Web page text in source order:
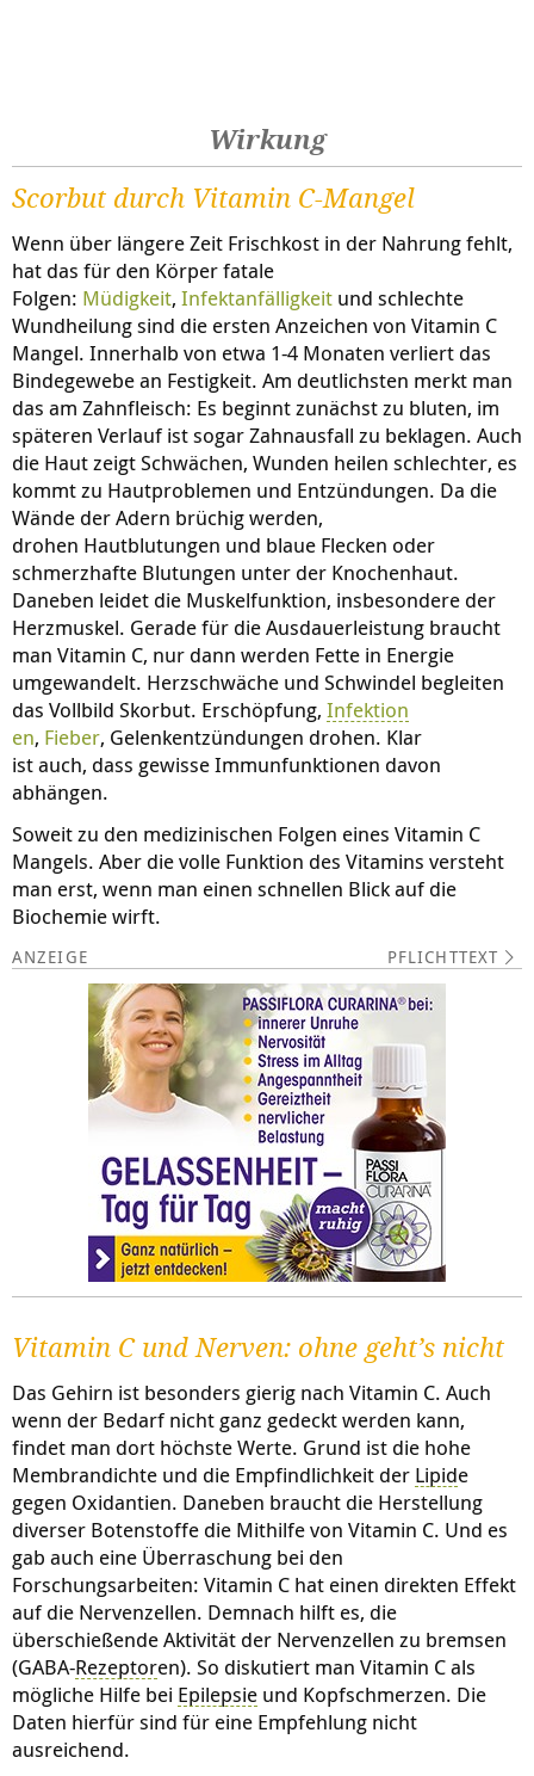
Wirkung
Scorbut durch Vitamin C-Mangel
Wenn über längere Zeit Frischkost in der Nahrung fehlt,
hat das für den Körper fatale
Folgen: Müdigkeit, Infektanfälligkeit und schlechte
Wundheilung sind die ersten Anzeichen von Vitamin C
Mangel. Innerhalb von etwa 1-4 Monaten verliert das
Bindegewebe an Festigkeit. Am deutlichsten merkt man
das am Zahnfleisch: Es beginnt zunächst zu bluten, im
späteren Verlauf ist sogar Zahnausfall zu beklagen. Auch
die Haut zeigt Schwächen, Wunden heilen schlechter, es
kommt zu Hautproblemen und Entzündungen. Da die
Wände der Adern brüchig werden,
drohen Hautblutungen und blaue Flecken oder
schmerzhafte Blutungen unter der Knochenhaut.
Daneben leidet die Muskelfunktion, insbesondere der
Herzmuskel. Gerade für die Ausdauerleistung braucht
man Vitamin C, nur dann werden Fette in Energie
umgewandelt. Herzschwäche und Schwindel begleiten
das Vollbild Skorbut. Erschöpfung, Infektion
en, Fieber, Gelenkentzündungen drohen. Klar
ist auch, dass gewisse Immunfunktionen davon
abhängen.
Soweit zu den medizinischen Folgen eines Vitamin C
Mangels. Aber die volle Funktion des Vitamins versteht
man erst, wenn man einen schnellen Blick auf die
Biochemie wirft.
PFLICHTTEXT
Vitamin C und Nerven: ohne geht’s nicht
Das Gehirn ist besonders gierig nach Vitamin C. Auch
wenn der Bedarf nicht ganz gedeckt werden kann,
findet man dort höchste Werte. Grund ist die hohe
Membrandichte und die Empfindlichkeit der Lipide
gegen Oxidantien. Daneben braucht die Herstellung
diverser Botenstoffe die Mithilfe von Vitamin C. Und es
gab auch eine Überraschung bei den
Forschungsarbeiten: Vitamin C hat einen direkten Effekt
auf die Nervenzellen. Demnach hilft es, die
überschießende Aktivität der Nervenzellen zu bremsen
(GABA-Rezeptoren). So diskutiert man Vitamin C als
mögliche Hilfe bei Epilepsie und Kopfschmerzen. Die
Daten hierfür sind für eine Empfehlung nicht
ausreichend.